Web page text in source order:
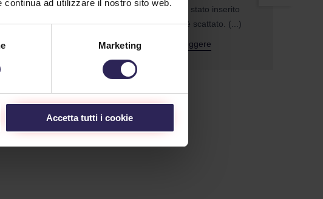
ad utilizzare il nostro sito web.
Marketing
Accetta tutti i cookie
in un
vuota, ma era stato inserito
l'allarme che è scattato. (...)
Continua a Leggere